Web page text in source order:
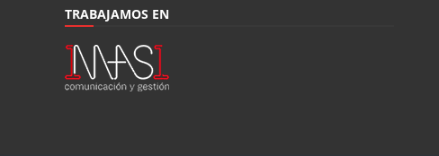
TRABAJAMOS EN